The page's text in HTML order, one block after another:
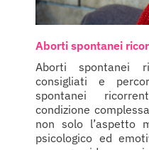
Aborti spontanei
Aborti spontanei
consigliati e
spontanei
condizione
non solo l’aspetto
psicologico ed